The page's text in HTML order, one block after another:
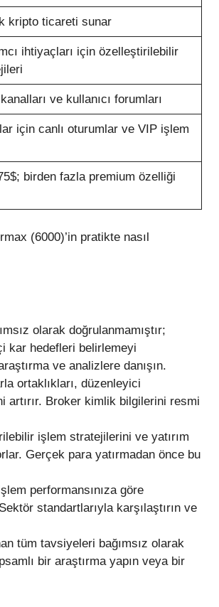
kripto ticareti sunar
ihtiyaçları için özelleştirilebilir
ve kullanıcı forumları
için canlı oturumlar ve VIP işlem
birden fazla premium özelliği
(6000)’in pratikte nasıl
olarak doğrulanmamıştır;
kar hedefleri belirlemeyi
ve analizlere danışın.
ortaklıkları, düzenleyici
artırır. Broker kimlik bilgilerini resmi
işlem stratejilerini ve yatırım
Gerçek para yatırmadan önce bu
performansınıza göre
standartlarıyla karşılaştırın ve
tüm tavsiyeleri bağımsız olarak
bir araştırma yapın veya bir